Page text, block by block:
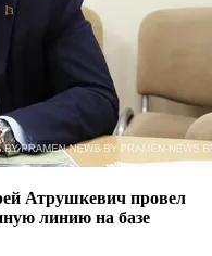
Атрушкевич провел
линию на базе